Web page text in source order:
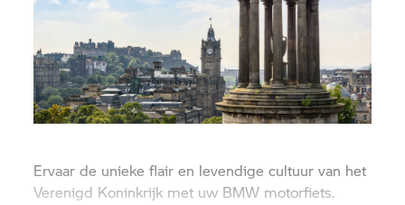
Ervaar de unieke flair en levendige cultuur van het
Verenigd Koninkrijk met uw BMW motorfiets.